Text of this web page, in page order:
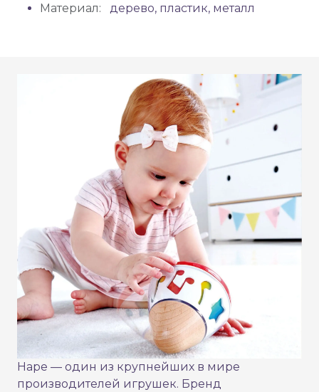
Материал:
дерево, пластик, металл
Hape — один из крупнейших в мире
производителей игрушек. Бренд